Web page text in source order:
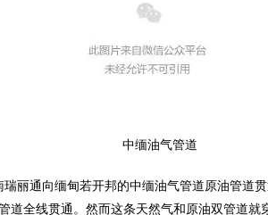
中缅油气管道
通向缅甸若开邦的中缅油气管道原油管道贯
道全线贯通。然而这条天然气和原油双管道就